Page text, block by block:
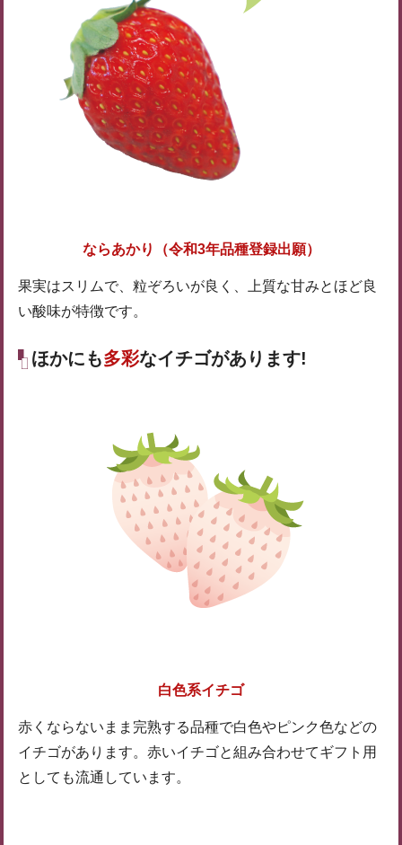
ならあかり（令和3年品種登録出願）
果実はスリムで、粒ぞろいが良く、上質な甘みとほど良
い酸味が特徴です。
ほかにも多彩なイチゴがあります!
白色系イチゴ
赤くならないまま完熟する品種で白色やピンク色などの
イチゴがあります。赤いイチゴと組み合わせてギフト用
としても流通しています。